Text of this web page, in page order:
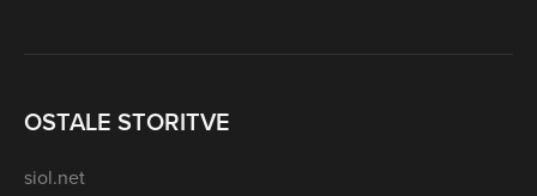
OSTALE STORITVE
siol.net